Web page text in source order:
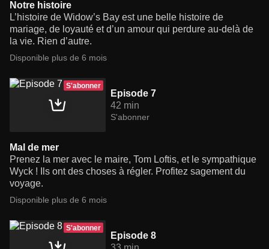
Notre histoire
L’histoire de Widow’s Bay est une belle histoire de
mariage, de loyauté et d’un amour qui perdure au-delà de
la vie. Rien d’autre.
Disponible plus de 6 mois
S'abonner
Episode 7
42 min
S'abonner
Mal de mer
Prenez la mer avec le maire, Tom Loftis, et le sympathique
Wyck ! Ils ont des choses à régler. Profitez sagement du
voyage.
Disponible plus de 6 mois
S'abonner
Episode 8